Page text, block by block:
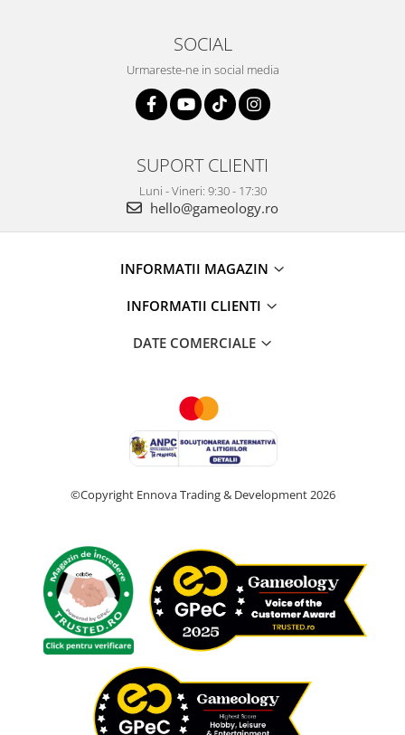
SOCIAL
Urmareste-ne in social media
SUPORT CLIENTI
Luni - Vineri: 9:30 - 17:30
hello@gameology.ro
INFORMATII MAGAZIN
INFORMATII CLIENTI
DATE COMERCIALE
©Copyright Ennova Trading & Development 2026